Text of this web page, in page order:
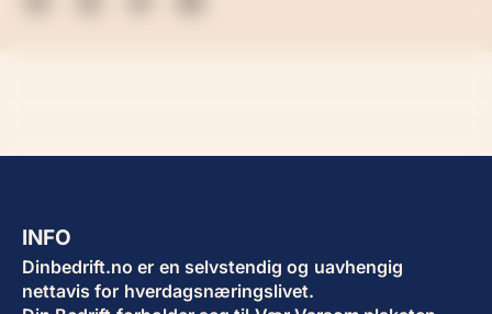
INFO
Dinbedrift.no er en selvstendig og uavhengig
nettavis for hverdagsnæringslivet.